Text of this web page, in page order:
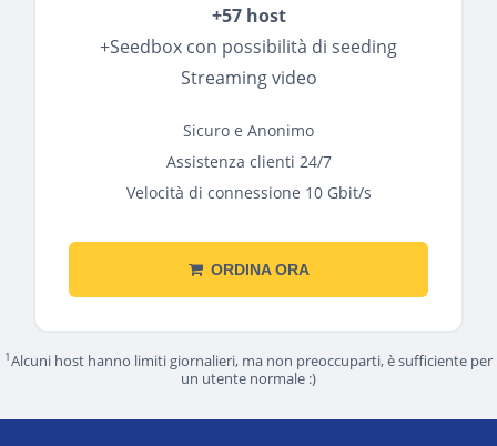
+57 host
+Seedbox con possibilità di seeding
Streaming video
Sicuro e Anonimo
Assistenza clienti 24/7
Velocità di connessione 10 Gbit/s
ORDINA ORA
1Alcuni host hanno limiti giornalieri, ma non preoccuparti, è sufficiente per
un utente normale :)